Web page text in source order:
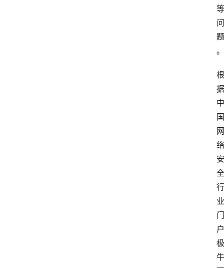
等
问
题
。
根
据
中
国
网
络
安
全
行
业
门
户
极
牛